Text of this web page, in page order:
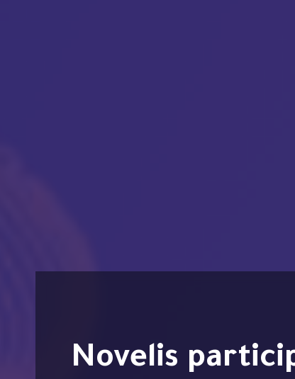
Novelis participe au Salon de